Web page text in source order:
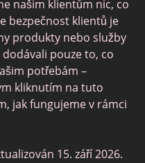
našim klientům nic, co
bezpečnost klientů je
produkty nebo služby
pouze to, co
potřebám –
kliknutím na tuto
jak fungujeme v rámci
15. září 2026.